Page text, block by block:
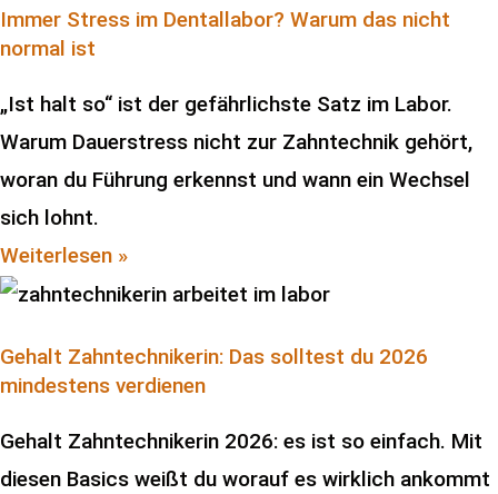
Immer Stress im Dentallabor? Warum das nicht
normal ist
„Ist halt so“ ist der gefährlichste Satz im Labor.
Warum Dauerstress nicht zur Zahntechnik gehört,
woran du Führung erkennst und wann ein Wechsel
sich lohnt.
Weiterlesen »
Gehalt Zahntechnikerin: Das solltest du 2026
mindestens verdienen
Gehalt Zahntechnikerin 2026: es ist so einfach. Mit
diesen Basics weißt du worauf es wirklich ankommt